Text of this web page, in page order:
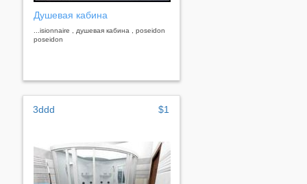
Душевая кабина
...isionnaire , душевая кабина , poseidon
poseidon
3ddd $1